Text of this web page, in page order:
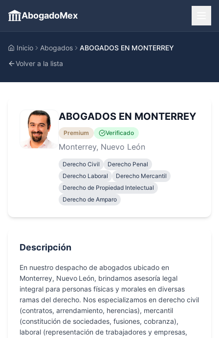
AbogadoMex
Inicio Abogados
ABOGADOS EN MONTERREY
Volver a la lista
ABOGADOS EN MONTERREY
Premium Verificado
Monterrey, Nuevo León
Derecho Civil
Derecho Penal
Derecho Laboral
Derecho Mercantil
Derecho de Propiedad Intelectual
Derecho de Amparo
Descripción
En nuestro despacho de abogados ubicado en
Monterrey, Nuevo León, brindamos asesoría legal
integral para personas físicas y morales en diversas
ramas del derecho. Nos especializamos en derecho civil
(contratos, arrendamiento, herencias), mercantil
(constitución de sociedades, fusiones, cobranza),
laboral (representación de trabajadores y empresas,